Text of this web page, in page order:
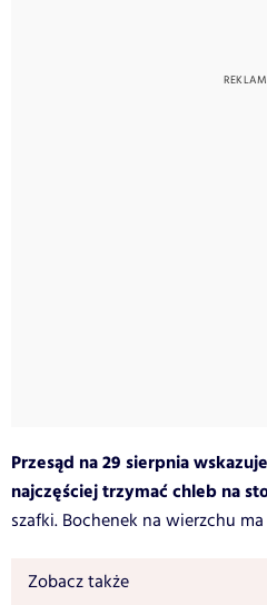
Przesąd na 29 sierpnia
najczęściej trzymać chleb na
szafki. Bochenek na wierzchu
Zobacz także